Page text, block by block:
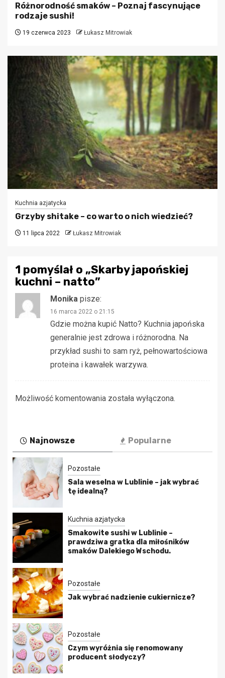
Różnorodność smaków – Poznaj fascynujące
rodzaje sushi!
19 czerwca 2023 Łukasz Mitrowiak
Kuchnia azjatycka
Grzyby shitake – co warto o nich wiedzieć?
11 lipca 2022 Łukasz Mitrowiak
1 pomyślał o „Skarby japońskiej
kuchni – natto”
Monika pisze:
16 marca 2022 o 21:15
Gdzie można kupić Natto? Kuchnia japońska
generalnie jest zdrowa i różnorodna. Na
przykład sushi to sam ryż, pełnowartościowa
proteina i kawałek warzywa.
Możliwość komentowania została wyłączona.
Najnowsze Popularne
Pozostałe
Sala weselna w Lublinie – jak wybrać
tę idealną?
Kuchnia azjatycka
Smakowite sushi w Lublinie –
prawdziwa gratka dla miłośników
smaków Dalekiego Wschodu.
Pozostałe
Jak wybrać nadzienie cukiernicze?
Pozostałe
Czym wyróżnia się renomowany
producent słodyczy?